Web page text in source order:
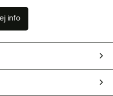
info